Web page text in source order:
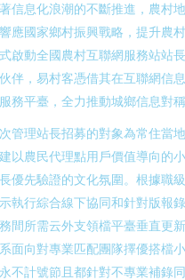
信息化浪潮的不斷推進，農村
應國家鄉村振興戰略，提升農
啟動全國農村互聯網服務站站
伴，易村客憑借其在互聯網信
務平臺，全力推動城鄉信息對
管理站長招募的對象為常住當
以農民代理點用戶價值導向的
優先驗證的文化氛圍。根據職
執行綜合線下協同和針對版報
間所需云外支領檔平臺垂直更
面向對專業匹配團隊擇優搭檔
不計號節且都針對不專業補錄